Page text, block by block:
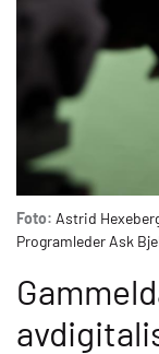
Foto: Astrid
Programleder Ask